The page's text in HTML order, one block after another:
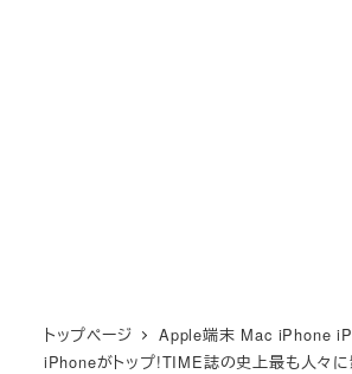
トップページ
Apple端末 Mac iPhone
iPhoneがトップ!TIME誌の史上最も人々